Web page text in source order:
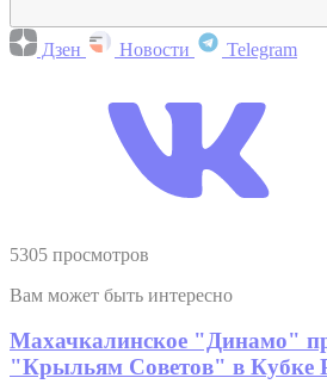
Дзен Новости Telegram
5305 просмотров
Вам может быть интересно
Махачкалинское "Динамо"
"Крыльям Советов" в Кубке